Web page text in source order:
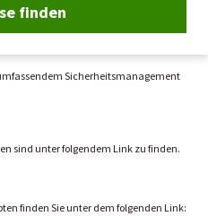
finden
Sicherheitsmanagement
sind unter folgendem Link zu finden.
finden Sie unter dem folgenden Link: